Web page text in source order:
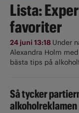
Lista:
favoriter
24 juni 13:18 Under
Alexandra Holm
bästa tips på
Så tycker
alkoholreklamen